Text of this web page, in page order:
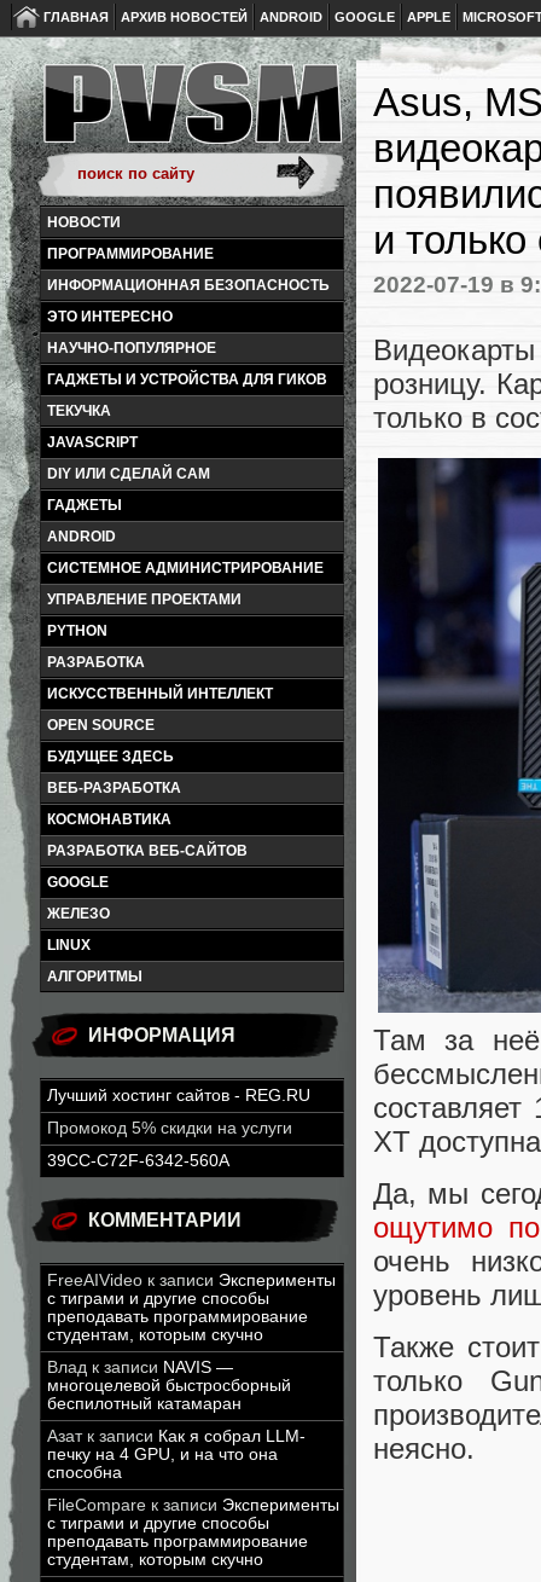
ГЛАВНАЯ АРХИВ НОВОСТЕЙ ANDROID GOOGLE APPLE
НОВОСТИ
ПРОГРАММИРОВАНИЕ
ИНФОРМАЦИОННАЯ БЕЗОПАСНОСТЬ
ЭТО ИНТЕРЕСНО
НАУЧНО-ПОПУЛЯРНОЕ
ГАДЖЕТЫ И УСТРОЙСТВА ДЛЯ ГИКОВ
ТЕКУЧКА
JAVASCRIPT
DIY ИЛИ СДЕЛАЙ САМ
ГАДЖЕТЫ
ANDROID
СИСТЕМНОЕ АДМИНИСТРИРОВАНИЕ
УПРАВЛЕНИЕ ПРОЕКТАМИ
PYTHON
РАЗРАБОТКА
ИСКУССТВЕННЫЙ ИНТЕЛЛЕКТ
OPEN SOURCE
БУДУЩЕЕ ЗДЕСЬ
ВЕБ-РАЗРАБОТКА
КОСМОНАВТИКА
РАЗРАБОТКА ВЕБ-САЙТОВ
GOOGLE
ЖЕЛЕЗО
LINUX
АЛГОРИТМЫ
ИНФОРМАЦИЯ
Лучший хостинг сайтов - REG.RU
Промокод 5% скидки на услуги
39CC-C72F-6342-560A
КОММЕНТАРИИ
FreeAIVideo к записи Эксперименты
с тиграми и другие способы
преподавать программирование
студентам, которым скучно
Влад к записи NAVIS —
многоцелевой быстросборный
беспилотный катамаран
Азатк записи Как я собрал LLM-
печку на 4 GPU, и на что она
способна
FileCompare к записи Эксперименты
с тиграми и другие способы
преподавать программирование
студентам, которым скучно
Asus,
и
2022-07-19 в
розницу.
только в
Там за неё
XT
Да, мы
ощутимо
очень
уровень
Также
только
неясно.